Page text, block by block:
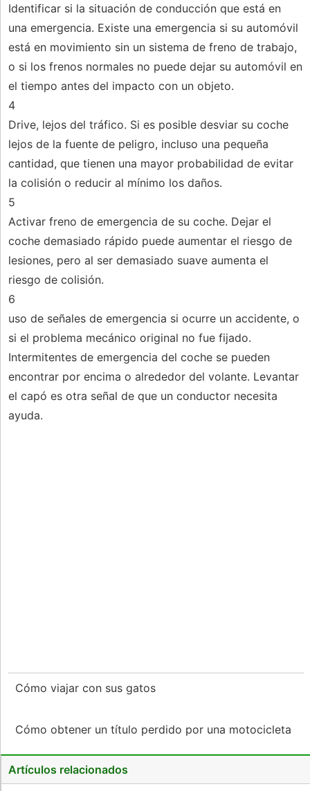
Identificar si la situación de conducción que está en
una emergencia. Existe una emergencia si su automóvil
está en movimiento sin un sistema de freno de trabajo,
o si los frenos normales no puede dejar su automóvil en
el tiempo antes del impacto con un objeto.
4
Drive, lejos del tráfico. Si es posible desviar su coche
lejos de la fuente de peligro, incluso una pequeña
cantidad, que tienen una mayor probabilidad de evitar
la colisión o reducir al mínimo los daños.
5
Activar freno de emergencia de su coche. Dejar el
coche demasiado rápido puede aumentar el riesgo de
lesiones, pero al ser demasiado suave aumenta el
riesgo de colisión.
6
uso de señales de emergencia si ocurre un accidente, o
si el problema mecánico original no fue fijado.
Intermitentes de emergencia del coche se pueden
encontrar por encima o alrededor del volante. Levantar
el capó es otra señal de que un conductor necesita
ayuda.
Cómo viajar con sus gatos
Cómo obtener un título perdido por una motocicleta
Artículos relacionados